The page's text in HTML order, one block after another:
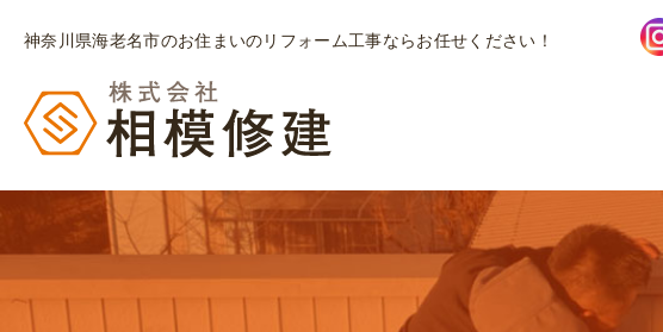
神奈川県海老名市のお住まいのリフォーム工事ならお任せください！